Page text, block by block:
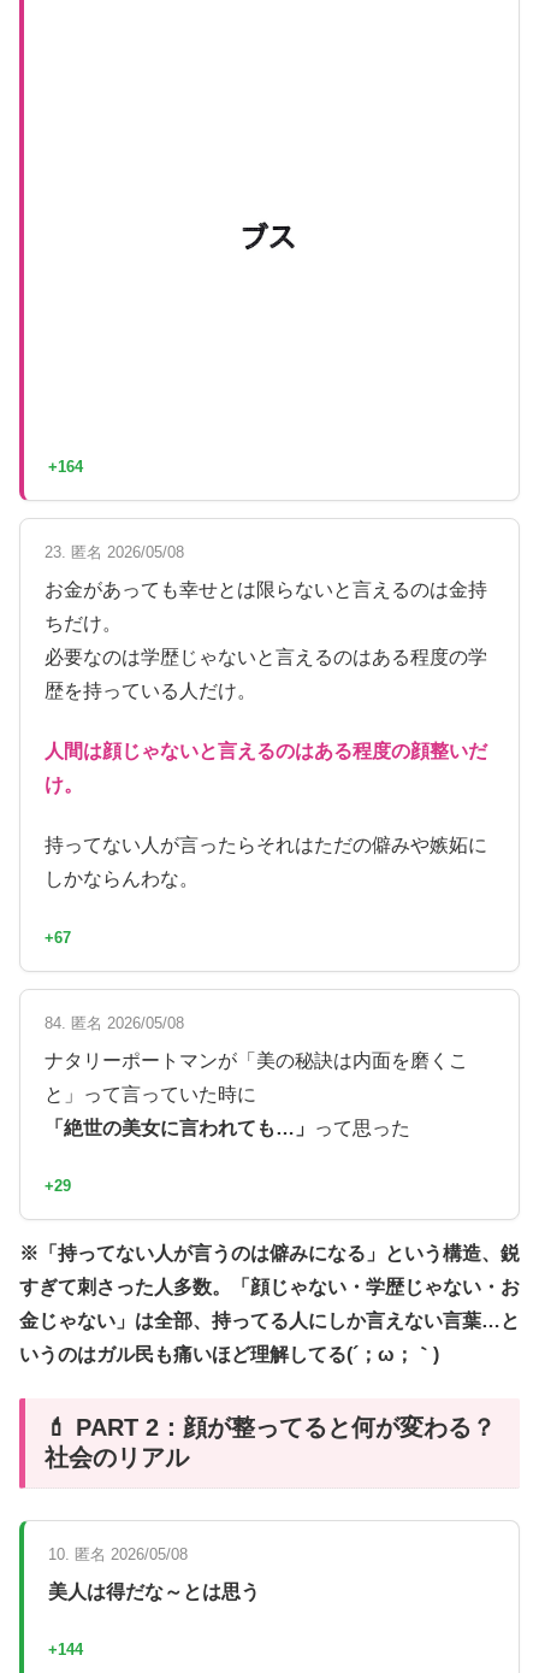
+164
23. 匿名 2026/05/08
お金があっても幸せとは限らないと言えるのは金持
ちだけ。
必要なのは学歴じゃないと言えるのはある程度の学
歴を持っている人だけ。
人間は顔じゃないと言えるのはある程度の顔整いだ
け。
持ってない人が言ったらそれはただの僻みや嫉妬に
しかならんわな。
+67
84. 匿名 2026/05/08
ナタリーポートマンが「美の秘訣は内面を磨くこ
と」って言っていた時に
「絶世の美女に言われても…」
って思った
+29
※「持ってない人が言うのは僻みになる」という構造、鋭
すぎて刺さった人多数。「顔じゃない・学歴じゃない・お
金じゃない」は全部、持ってる人にしか言えない言葉…と
いうのはガル民も痛いほど理解してる(´；ω；｀)
💄 PART 2：顔が整ってると何が変わる？
社会のリアル
10. 匿名 2026/05/08
美人は得だな～とは思う
+144